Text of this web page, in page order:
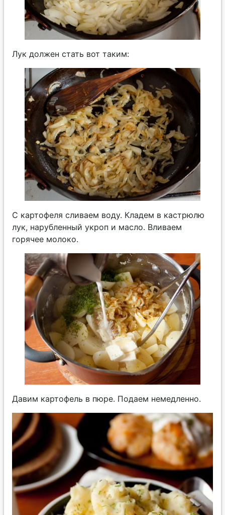
Лук должен стать вот таким:
С картофеля сливаем воду. Кладем в кастрюлю
лук, нарубленный укроп и масло. Вливаем
горячее молоко.
Давим картофель в пюре. Подаем немедленно.